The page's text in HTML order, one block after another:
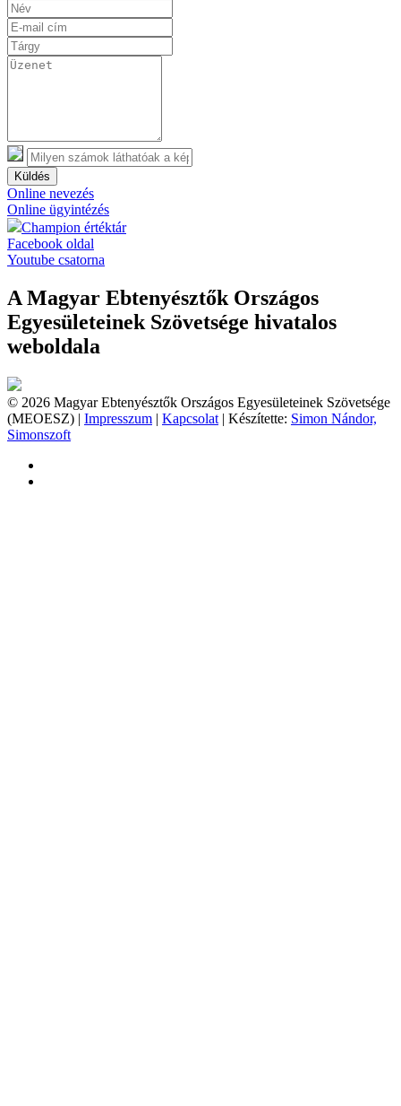
Küldés
Online nevezés
Online ügyintézés
Champion értéktár
Facebook oldal
Youtube csatorna
A Magyar Ebtenyésztők Országos
Egyesületeinek Szövetsége hivatalos
weboldala
© 2026 Magyar Ebtenyésztők Országos Egyesületeinek Szövetsége
(MEOESZ) | Impresszum | Kapcsolat | Készítette: Simon Nándor,
Simonszoft